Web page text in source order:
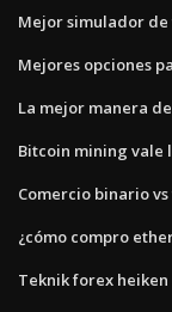
Mejor simulador
Mejores opciones
La mejor manera
Bitcoin mining vale
Comercio binario
¿cómo compro
Teknik forex heiken